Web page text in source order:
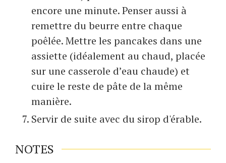
encore une minute. Penser aussi à
remettre du beurre entre chaque
poêlée. Mettre les pancakes dans une
assiette (idéalement au chaud, placée
sur une casserole d’eau chaude) et
cuire le reste de pâte de la même
manière.
Servir de suite avec du sirop d'érable.
NOTES